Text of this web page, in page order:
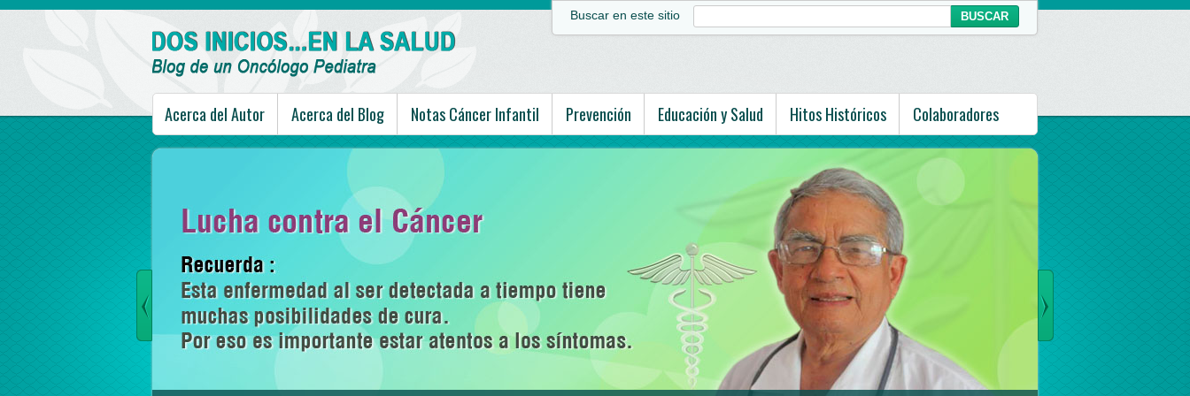
Buscar en este sitio
Acerca del Autor Acerca del Blog Notas Cáncer Infantil Prevención Educación y Salud Hitos Históricos Colaboradores